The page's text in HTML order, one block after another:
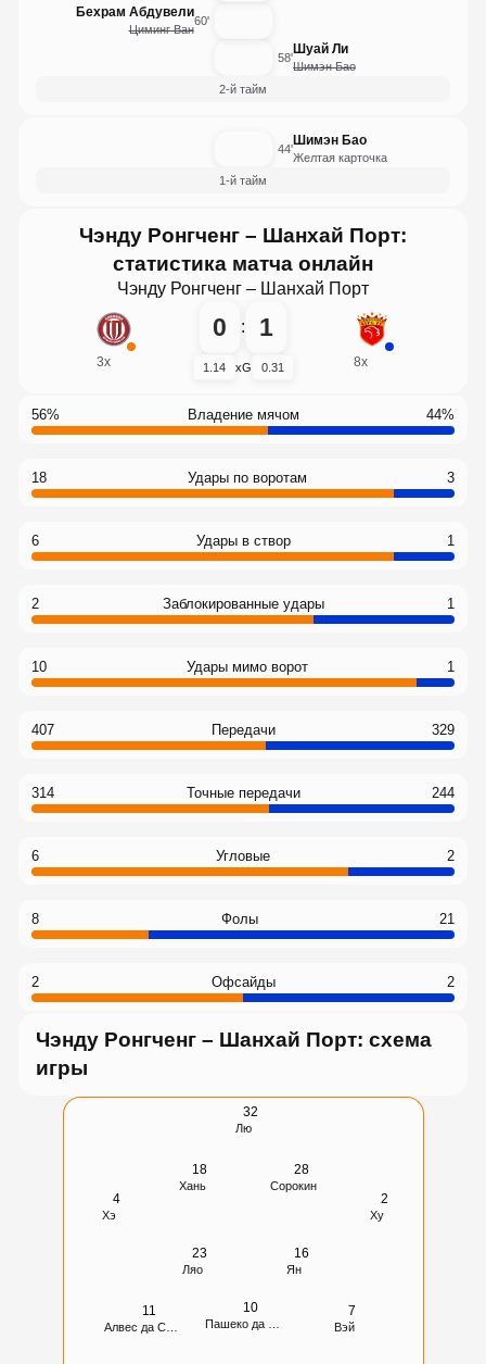
Шимэн Бао
Желтая карточка
44'
1-й тайм
Шуай Ли
Шимэн Бао
58'
Бехрам Абдувели
Циминг Ван
60'
2-й тайм
Чэнду Ронгченг – Шанхай Порт:
статистика матча онлайн
Чэнду Ронгченг – Шанхай Порт
3x
0 : 1
1.14 xG 0.31 8x
56% Владение мячом 44%
18 Удары по воротам 3
6 Удары в створ 1
2 Заблокированные удары 1
10 Удары мимо ворот 1
407 Передачи 329
314 Точные передачи 244
6 Угловые 2
8 Фолы 21
2 Офсайды 2
Чэнду Ронгченг – Шанхай Порт: схема
игры
7
Вэй
18
Хань
10
32
Лю
23
Ляо
16
Ян
28
Сорокин
4
Хэ
11
Алвес да Силва
2
Ху